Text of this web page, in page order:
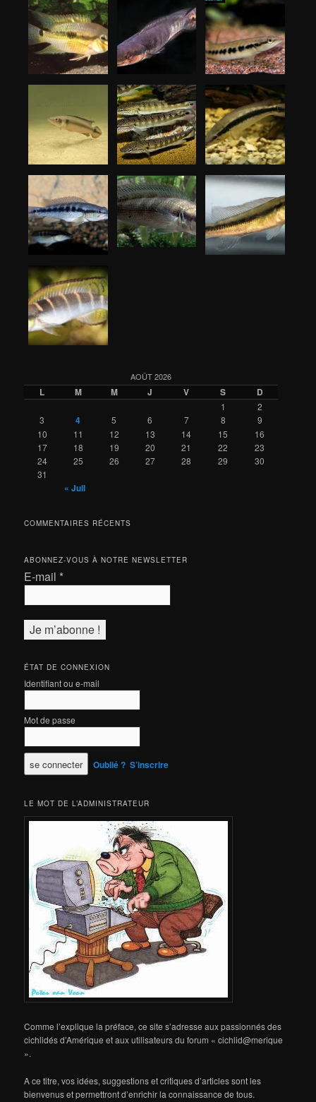
AOÛT 2026
L M M J V S D
1
2
3
4 5 6 7 8
9
10
11 12 13 14 15
16
17
18 19 20 21 22
23
24
25 26 27 28 29
30
31
« Juil
COMMENTAIRES RÉCENTS
ABONNEZ-VOUS À NOTRE NEWSLETTER
E-mail *
ÉTAT DE CONNEXION
Identifiant ou e-mail
Mot de passe
Oublié ? S’inscrire
LE MOT DE L’ADMINISTRATEUR
Comme l’explique la préface, ce site s’adresse aux passionnés des
cichlidés d’Amérique et aux utilisateurs du forum « cichlid@merique
».
A ce titre, vos idées, suggestions et critiques d’articles sont les
bienvenus et permettront d’enrichir la connaissance de tous.